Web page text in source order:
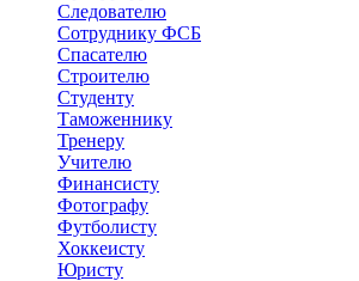
Следователю
Сотруднику ФСБ
Спасателю
Строителю
Студенту
Таможеннику
Тренеру
Учителю
Финансисту
Фотографу
Футболисту
Хоккеисту
Юристу